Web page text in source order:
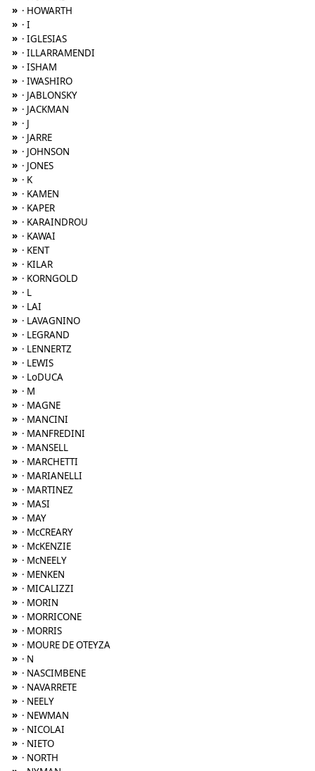
» · HOWARTH
» · I
» · IGLESIAS
» · ILLARRAMENDI
» · ISHAM
» · IWASHIRO
» · JABLONSKY
» · JACKMAN
» · J
» · JARRE
» · JOHNSON
» · JONES
» · K
» · KAMEN
» · KAPER
» · KARAINDROU
» · KAWAI
» · KENT
» · KILAR
» · KORNGOLD
» · L
» · LAI
» · LAVAGNINO
» · LEGRAND
» · LENNERTZ
» · LEWIS
» · LoDUCA
» · M
» · MAGNE
» · MANCINI
» · MANFREDINI
» · MANSELL
» · MARCHETTI
» · MARIANELLI
» · MARTINEZ
» · MASI
» · MAY
» · McCREARY
» · McKENZIE
» · McNEELY
» · MENKEN
» · MICALIZZI
» · MORIN
» · MORRICONE
» · MORRIS
» · MOURE DE OTEYZA
» · N
» · NASCIMBENE
» · NAVARRETE
» · NEELY
» · NEWMAN
» · NICOLAI
» · NIETO
» · NORTH